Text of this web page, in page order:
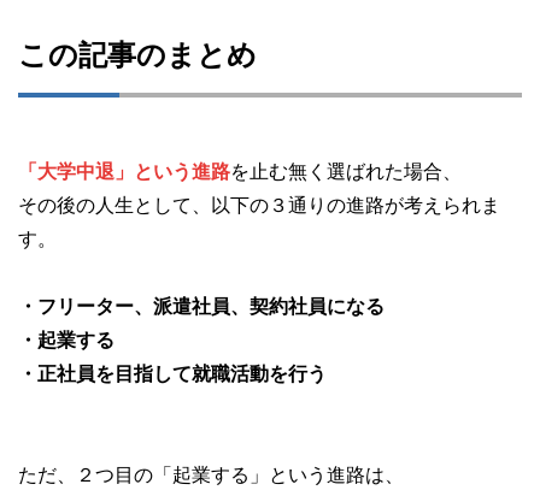
この記事のまとめ
「大学中退」という進路を止む無く選ばれた場合、
その後の人生として、以下の３通りの進路が考えられま
す。
・フリーター、派遣社員、契約社員になる
・起業する
・正社員を目指して就職活動を行う
ただ、２つ目の「起業する」という進路は、